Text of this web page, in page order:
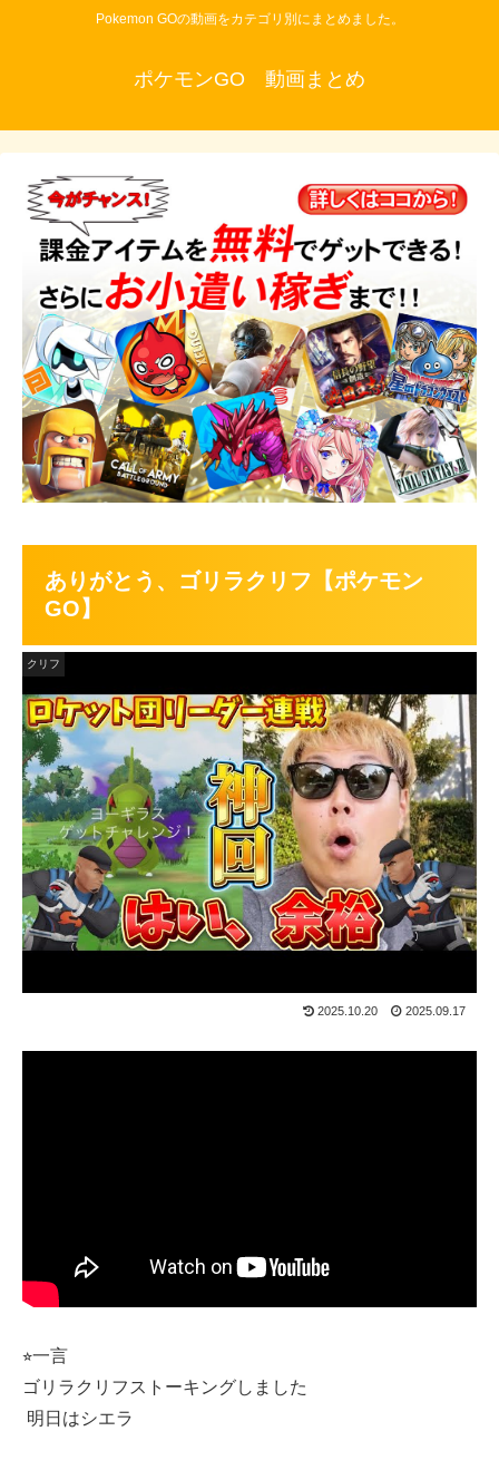
Pokemon GOの動画をカテゴリ別にまとめました。
ポケモンGO 動画まとめ
ありがとう、ゴリラクリフ【ポケモン
GO】
クリフ
2025.10.20 2025.09.17
⭐︎一言
ゴリラクリフストーキングしました
​⁠ 明日はシエラ